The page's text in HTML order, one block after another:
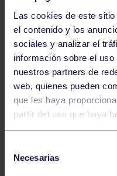
Las cookies de este
el contenido y los
sociales y analizar el
información sobre el
nuestros partners de
web, quienes pueden
que les haya
partir del uso que haya
Necesarias
Baloncesto
ÚLTIMOS